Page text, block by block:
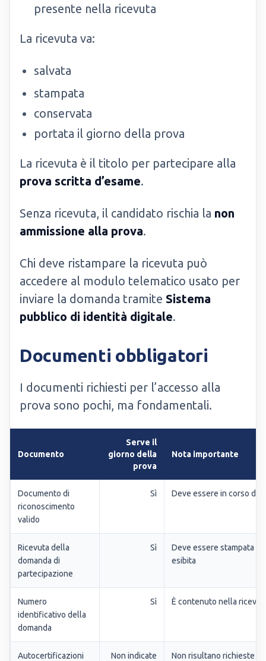
presente nella ricevuta
La ricevuta va:
salvata
stampata
conservata
portata il giorno della prova
La ricevuta è il titolo per partecipare alla
prova scritta d’esame.
Senza ricevuta, il candidato rischia la non
ammissione alla prova.
Chi deve ristampare la ricevuta può
accedere al modulo telematico usato per
inviare la domanda tramite Sistema
pubblico di identità digitale.
Documenti obbligatori
I documenti richiesti per l’accesso alla
prova sono pochi, ma fondamentali.
Documento
Serve il
giorno della
prova
Nota importante
Documento di
riconoscimento
valido
Sì Deve essere in corso di
Ricevuta della
domanda di
partecipazione
Sì
Deve essere stampata ed
esibita
Numero
identificativo della
domanda
Sì È contenuto nella
Autocertificazioni
Non indicate
Non risultano richieste